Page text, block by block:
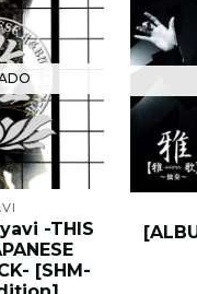
-THIS
[SHM-